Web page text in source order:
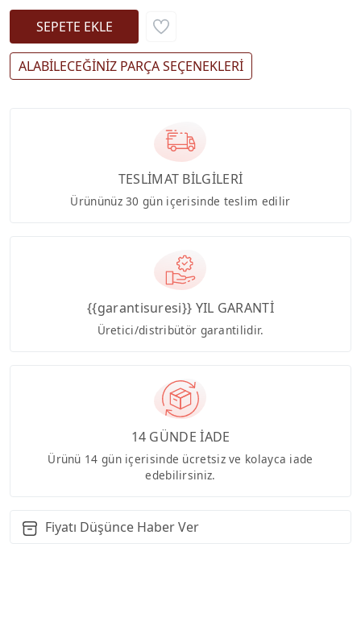
ALABİLECEĞİNİZ PARÇA SEÇENEKLERİ
TESLİMAT BİLGİLERİ
Ürününüz 30 gün içerisinde teslim edilir
{{garantisuresi}} YIL GARANTİ
Üretici/distribütör garantilidir.
14 GÜNDE İADE
Ürünü 14 gün içerisinde ücretsiz ve kolayca iade
edebilirsiniz.
Fiyatı Düşünce Haber Ver